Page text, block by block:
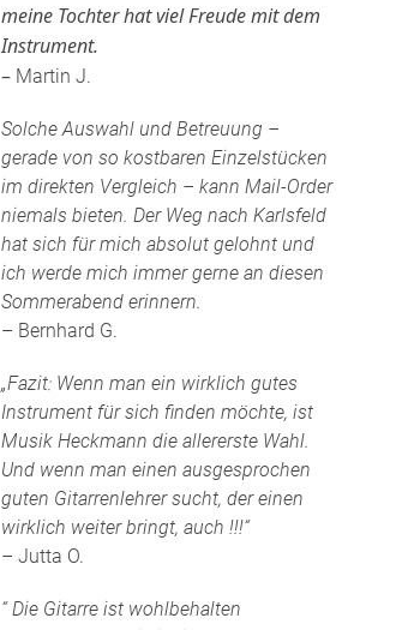
meine Tochter hat viel Freude mit dem
Instrument.
– Martin J.
Solche Auswahl und Betreuung –
gerade von so kostbaren Einzelstücken
im direkten Vergleich – kann Mail-Order
niemals bieten. Der Weg nach Karlsfeld
hat sich für mich absolut gelohnt und
ich werde mich immer gerne an diesen
Sommerabend erinnern.
– Bernhard G.
„Fazit: Wenn man ein wirklich gutes
Instrument für sich finden möchte, ist
Musik Heckmann die allererste Wahl.
Und wenn man einen ausgesprochen
guten Gitarrenlehrer sucht, der einen
wirklich weiter bringt, auch !!!“
– Jutta O.
“ Die Gitarre ist wohlbehalten